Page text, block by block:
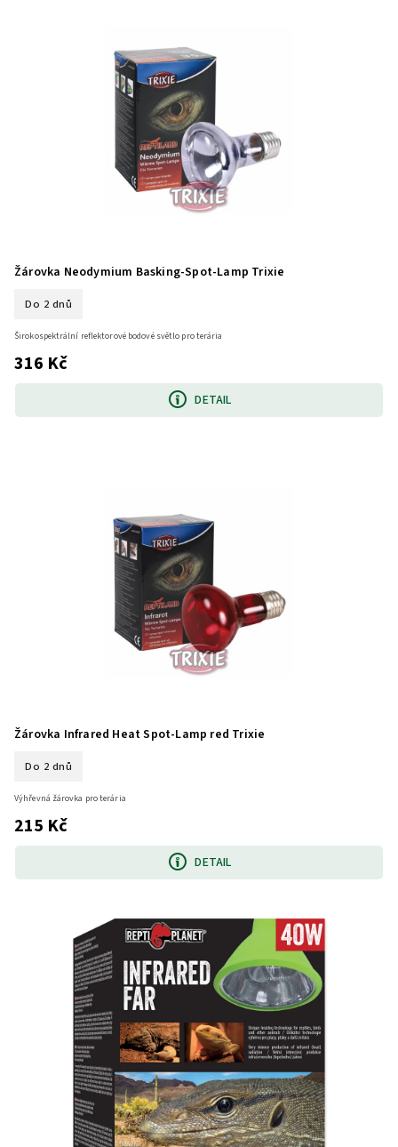
Žárovka Neodymium Basking-Spot-Lamp Trixie
Do 2 dnů
316 Kč
DETAIL
Širokospektrální reflektorové bodové světlo pro terária
Žárovka Infrared Heat Spot-Lamp red Trixie
Do 2 dnů
215 Kč
DETAIL
Výhřevná žárovka pro terária